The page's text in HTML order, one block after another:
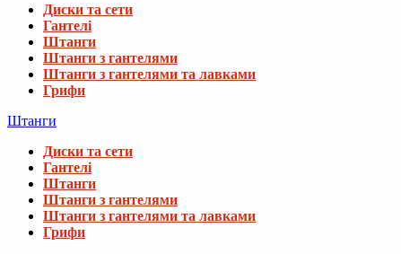
Диски та сети
Гантелі
Штанги
Штанги з гантелями
Штанги з гантелями та лавками
Грифи
Штанги
Диски та сети
Гантелі
Штанги
Штанги з гантелями
Штанги з гантелями та лавками
Грифи